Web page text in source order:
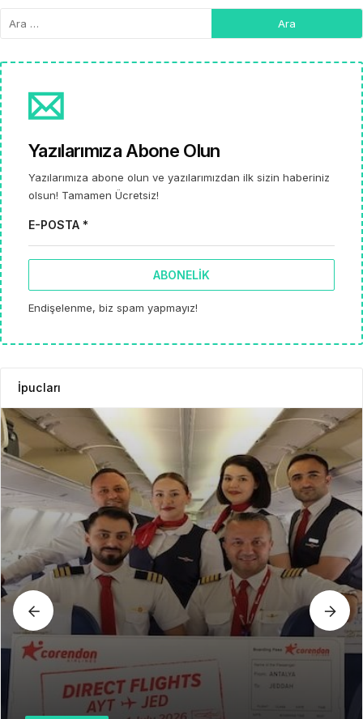
Yazılarımıza Abone Olun
Yazılarımıza abone olun ve yazılarımızdan ilk sizin haberiniz
olsun! Tamamen Ücretsiz!
E-POSTA *
ABONELIK
Endişelenme, biz spam yapmayız!
İpucları